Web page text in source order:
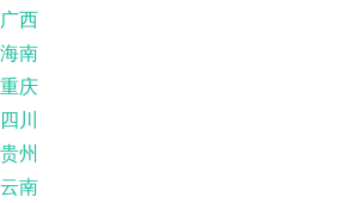
广西
海南
重庆
四川
贵州
云南